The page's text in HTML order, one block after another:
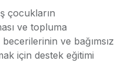
çocukların
ve topluma
ve bağımsız
için destek eğitimi